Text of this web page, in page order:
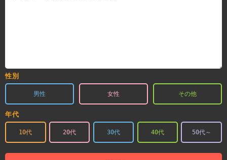
性別
男性 女性 その他
年代
10代 20代 30代 40代 50代～